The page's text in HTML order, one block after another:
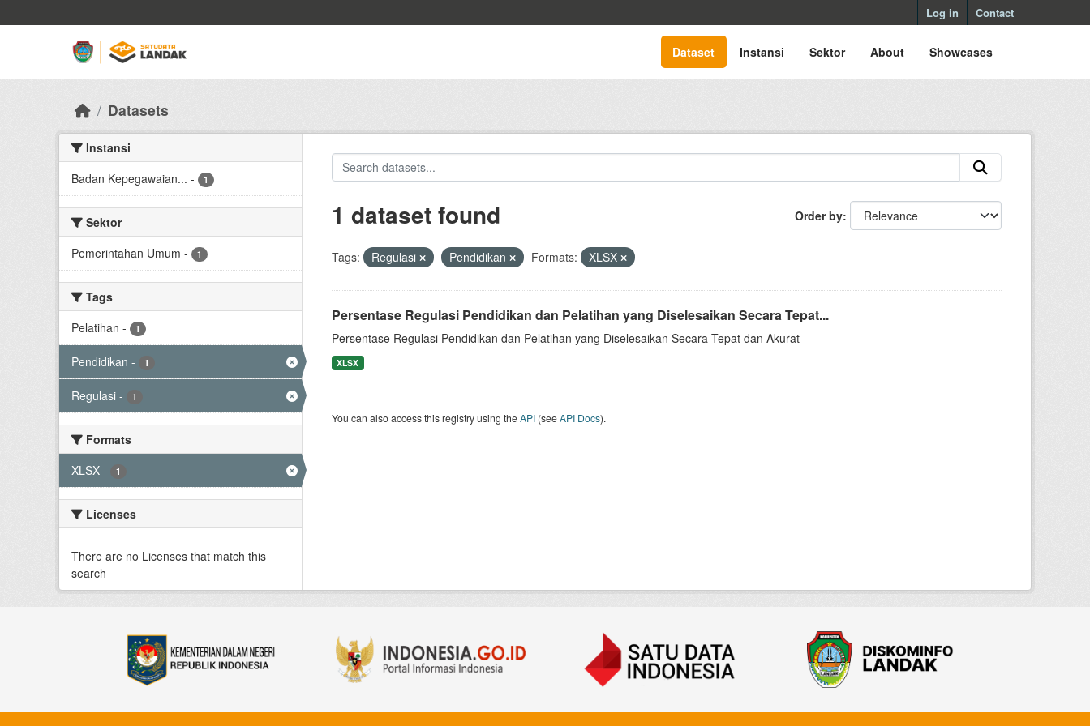
Log in Contact
Dataset Instansi Sektor About Showcases
Datasets
Instansi
Badan Kepegawaian... - 1
Sektor
Pemerintahan Umum - 1
Tags
Pelatihan - 1
Pendidikan - 1
Regulasi - 1
Formats
XLSX - 1
Licenses
There are no Licenses that match this
search
Order by
1 dataset found
Tags: Regulasi Pendidikan Formats: XLSX
Persentase Regulasi Pendidikan dan Pelatihan yang Diselesaikan Secara Tepat...
Persentase Regulasi Pendidikan dan Pelatihan yang Diselesaikan Secara Tepat dan Akurat
XLSX
You can also access this registry using theAPI(seeAPI Docs).